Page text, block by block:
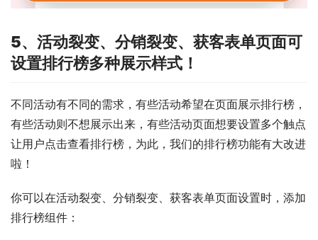
5、活动裂变、分销裂变、获客表单页面可
设置排行榜多种展示样式！
不同活动有不同的需求，有些活动希望在页面展示排行榜，
有些活动则不想展示出来，有些活动页面想要设置多个触点
让用户点击查看排行榜，为此，我们的排行榜功能有大改进
啦！
你可以在活动裂变、分销裂变、获客表单页面设置时，添加
排行榜组件：